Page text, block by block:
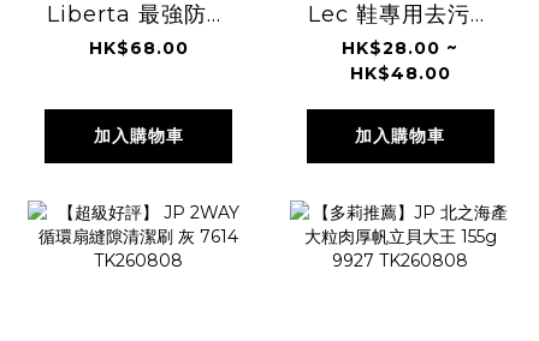
Liberta 最強防霉
神器 約250日
HK$68.00
加入購物車
Lec 鞋專用去污濕
紙巾 0299
TK260808
HK$28.00 ~
HK$48.00
加入購物車